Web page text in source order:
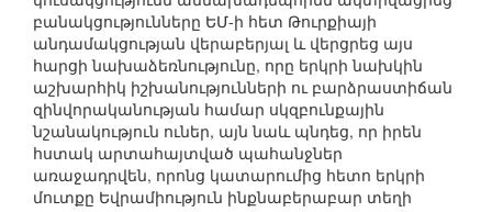
բանակցությունները ԵՄ-ի հետ Թուրքիայի
անդամակցության վերաբերյալ և վերցրեց այս
հարցի նախաձեռնությունը, որը երկրի նախկին
աշխարհիկ իշխանությունների ու բարձրաստիճան
զինվորականության համար սկզբունքային
նշանակություն ուներ, այն նաև պնդեց, որ իրեն
հստակ արտահայտված պահանջներ
առաջադրվեն, որոնց կատարումից հետո երկրի
մուտքը Եվրամիություն ինքնաբերաբար տեղի